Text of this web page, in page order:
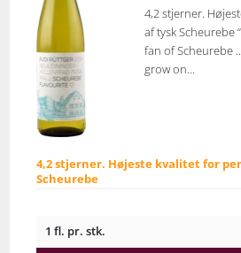
4,2 stjerner.
af tysk Scheurebe
fan of Scheurebe
grow on...
4,2 stjerner. Højeste kvalitet for
Scheurebe
1 fl. pr. stk.